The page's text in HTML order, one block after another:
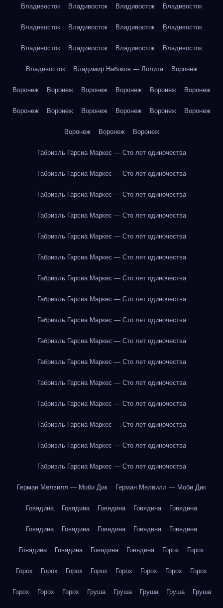
Владивосток Владивосток Владивосток Владивосток
Владивосток Владивосток Владивосток Владивосток
Владивосток Владивосток Владивосток Владивосток
Владивосток Владимир Набоков — Лолита Воронеж
Воронеж Воронеж Воронеж Воронеж Воронеж Воронеж
Воронеж Воронеж Воронеж Воронеж Воронеж Воронеж
Воронеж Воронеж Воронеж
Габриэль Гарсиа Маркес — Сто лет одиночества
Габриэль Гарсиа Маркес — Сто лет одиночества
Габриэль Гарсиа Маркес — Сто лет одиночества
Габриэль Гарсиа Маркес — Сто лет одиночества
Габриэль Гарсиа Маркес — Сто лет одиночества
Габриэль Гарсиа Маркес — Сто лет одиночества
Габриэль Гарсиа Маркес — Сто лет одиночества
Габриэль Гарсиа Маркес — Сто лет одиночества
Габриэль Гарсиа Маркес — Сто лет одиночества
Габриэль Гарсиа Маркес — Сто лет одиночества
Габриэль Гарсиа Маркес — Сто лет одиночества
Габриэль Гарсиа Маркес — Сто лет одиночества
Габриэль Гарсиа Маркес — Сто лет одиночества
Габриэль Гарсиа Маркес — Сто лет одиночества
Габриэль Гарсиа Маркес — Сто лет одиночества
Габриэль Гарсиа Маркес — Сто лет одиночества
Герман Мелвилл — Моби Дик Герман Мелвилл — Моби Дик
Говядина Говядина Говядина Говядина Говядина
Говядина Говядина Говядина Говядина Говядина
Говядина Говядина Говядина Говядина Горох Горох
Горох Горох Горох Горох Горох Горох Горох Горох
Горох Горох Горох Груша Груша Груша Груша Груша